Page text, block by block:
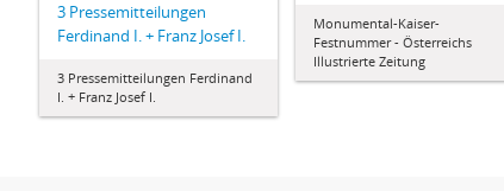
Monumental-Kaiser-
Festnummer - Österreichs
Illustrierte Zeitung
3 Pressemitteilungen
Ferdinand I. + Franz Josef I.
3 Pressemitteilungen Ferdinand
I. + Franz Josef I.